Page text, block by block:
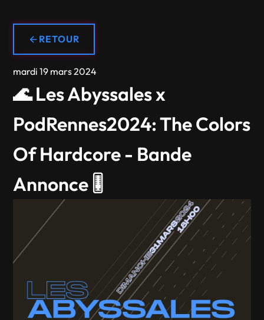
RETOUR
mardi 19 mars 2024
🌊 Les Abyssales x
PodRennes2024: The Colors
Of Hardcore - Bande
Annonce 🎚️